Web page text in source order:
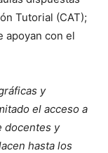
Tutorial (CAT);
apoyan con el
y
el acceso a
docentes y
hasta los